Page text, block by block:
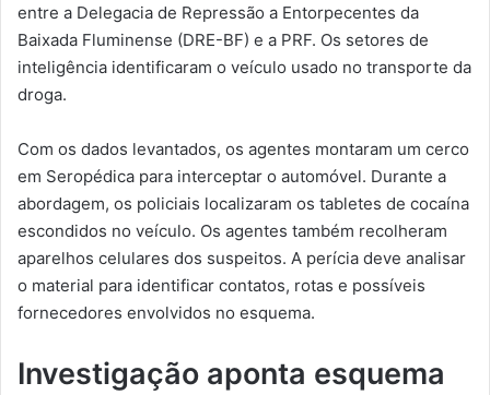
entre a Delegacia de Repressão a Entorpecentes da
Baixada Fluminense (DRE-BF) e a PRF. Os setores de
inteligência identificaram o veículo usado no transporte da
droga.
Com os dados levantados, os agentes montaram um cerco
em Seropédica para interceptar o automóvel. Durante a
abordagem, os policiais localizaram os tabletes de cocaína
escondidos no veículo. Os agentes também recolheram
aparelhos celulares dos suspeitos. A perícia deve analisar
o material para identificar contatos, rotas e possíveis
fornecedores envolvidos no esquema.
Investigação aponta esquema